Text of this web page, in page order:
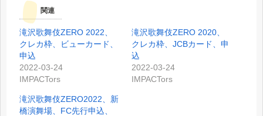
関連
滝沢歌舞伎ZERO 2022、
クレカ枠、ビューカード、
申込
2022-03-24
IMPACTors
滝沢歌舞伎ZERO 2020、
クレカ枠、JCBカード、申
込
2022-03-24
IMPACTors
滝沢歌舞伎ZERO2022、新
橋演舞場、FC先行申込、